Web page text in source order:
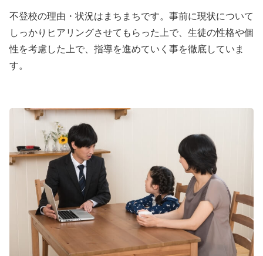
不登校の理由・状況はまちまちです。事前に現状について
しっかりヒアリングさせてもらった上で、生徒の性格や個
性を考慮した上で、指導を進めていく事を徹底していま
す。